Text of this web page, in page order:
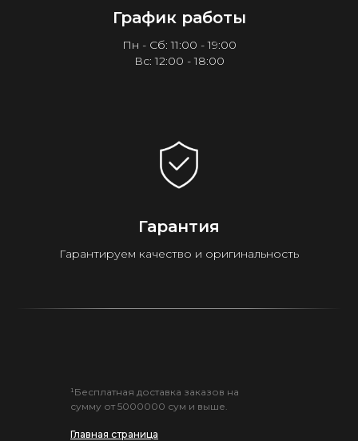
График работы
Пн - Сб: 11:00 - 19:00
Вс: 12:00 - 18:00
Гарантия
Гарантируем качество и оригинальность
Главная страница
¹Бесплатная доставка заказов на
сумму от 5000000 сум и выше.